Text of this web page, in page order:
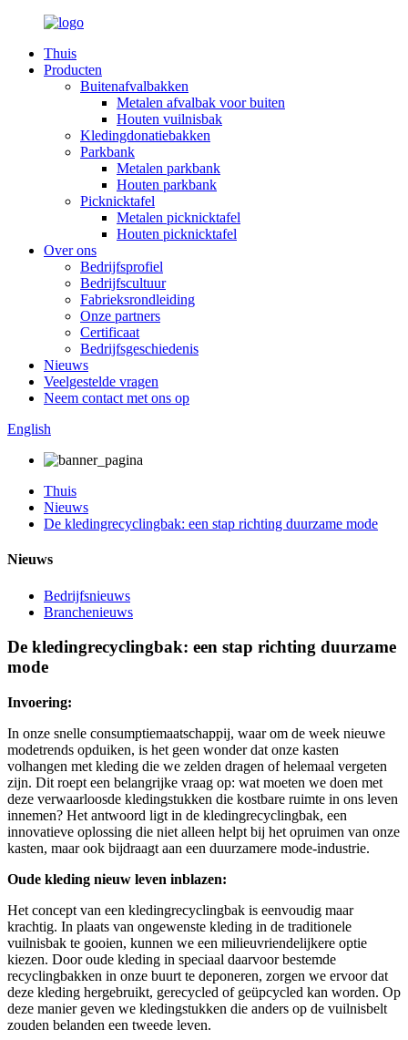
Thuis
Producten
Buitenafvalbakken
Metalen afvalbak voor buiten
Houten vuilnisbak
Kledingdonatiebakken
Parkbank
Metalen parkbank
Houten parkbank
Picknicktafel
Metalen picknicktafel
Houten picknicktafel
Over ons
Bedrijfsprofiel
Bedrijfscultuur
Fabrieksrondleiding
Onze partners
Certificaat
Bedrijfsgeschiedenis
Nieuws
Veelgestelde vragen
Neem contact met ons op
English
Thuis
Nieuws
De kledingrecyclingbak: een stap richting duurzame mode
Nieuws
Bedrijfsnieuws
Branchenieuws
De kledingrecyclingbak: een stap richting duurzame
mode
Invoering:
In onze snelle consumptiemaatschappij, waar om de week nieuwe
modetrends opduiken, is het geen wonder dat onze kasten
volhangen met kleding die we zelden dragen of helemaal vergeten
zijn. Dit roept een belangrijke vraag op: wat moeten we doen met
deze verwaarloosde kledingstukken die kostbare ruimte in ons leven
innemen? Het antwoord ligt in de kledingrecyclingbak, een
innovatieve oplossing die niet alleen helpt bij het opruimen van onze
kasten, maar ook bijdraagt ​​aan een duurzamere mode-industrie.
Oude kleding nieuw leven inblazen:
Het concept van een kledingrecyclingbak is eenvoudig maar
krachtig. In plaats van ongewenste kleding in de traditionele
vuilnisbak te gooien, kunnen we een milieuvriendelijkere optie
kiezen. Door oude kleding in speciaal daarvoor bestemde
recyclingbakken in onze buurt te deponeren, zorgen we ervoor dat
deze kleding hergebruikt, gerecycled of geüpcycled kan worden. Op
deze manier geven we kledingstukken die anders op de vuilnisbelt
zouden belanden een tweede leven.